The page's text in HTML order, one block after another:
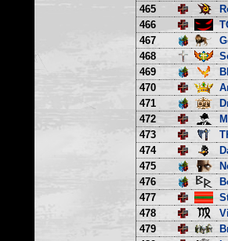
465
466
467
468
469
470
471
472
473
474
475
476
477
478
479